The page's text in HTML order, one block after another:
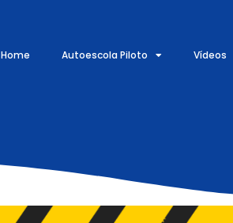
Home Autoescola Piloto Vídeos